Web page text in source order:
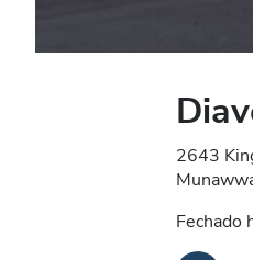
2643
Fechado